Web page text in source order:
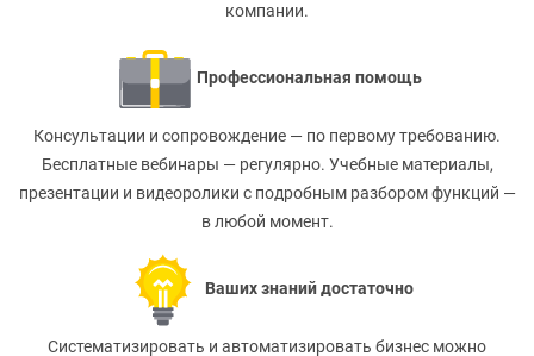
компании.
Профессиональная помощь
Консультации и сопровождение — по первому требованию.
Бесплатные вебинары — регулярно. Учебные материалы,
презентации и видеоролики с подробным разбором функций —
в любой момент.
Ваших знаний достаточно
Систематизировать и автоматизировать бизнес можно